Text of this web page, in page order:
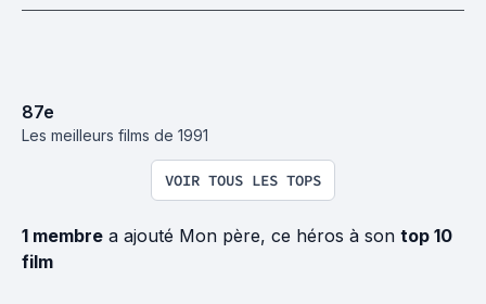
87e
Les meilleurs films de 1991
VOIR TOUS LES TOPS
1 membre a ajouté Mon père, ce héros à son top 10
film